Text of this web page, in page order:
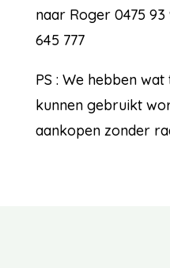
naar Roger 0475
645 777
PS : We hebben
kunnen gebruikt
aankopen zonder